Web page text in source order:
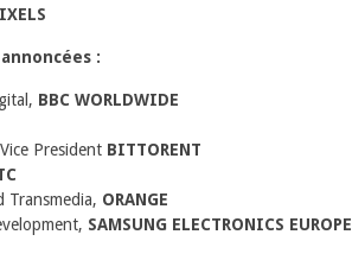
:
BBC WORLDWIDE
President BITTORENT
Transmedia, ORANGE
SAMSUNG ELECTRONICS EUROPE